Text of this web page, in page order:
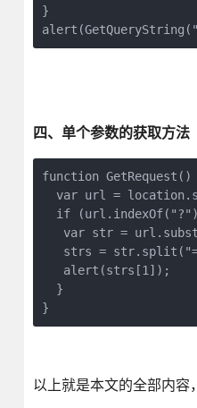
}
四、单个参数的获取方法
function
var url =
if
var str =
strs =
alert(strs[1]);
  }
}
以上就是本文的全部内容